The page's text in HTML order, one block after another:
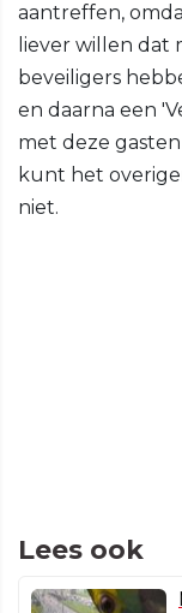
aantreffen,
liever willen dat
beveiligers
en daarna een
met deze
kunt het
niet.
Lees ook